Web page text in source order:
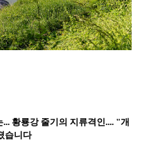
황룡강 줄기의 지류격인.... "개
습니다